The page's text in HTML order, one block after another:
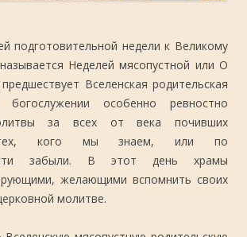
подготовительной недели к Великому
Неделей мясопустной или О
Вселенская родительская
особенно ревностно
за всех от века почивших
тех, кого мы знаем, или по
забыли. В этот день храмы
желающими вспомнить своих
молитве.